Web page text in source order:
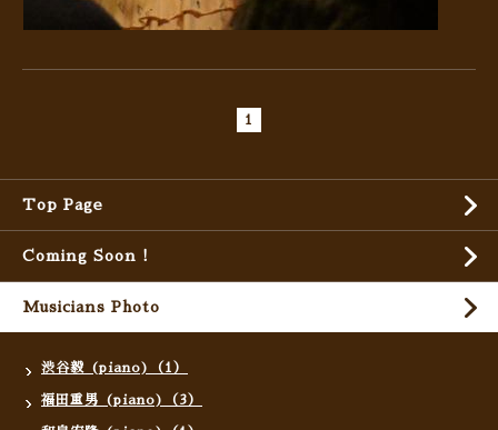
1
Top Page
Coming Soon !
Musicians Photo
渋谷毅 (piano)（1）
福田重男 (piano)（3）